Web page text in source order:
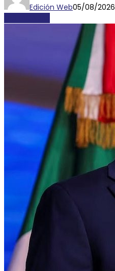
Edición Web05/08/2026